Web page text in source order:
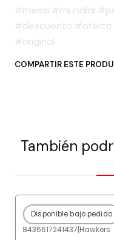
#messi #mundial
#descuento #oferta
#original
COMPARTIR ESTE
También
-80%OFF
Agotado
Disponible bajo pedido
8436617241437|Hawkers